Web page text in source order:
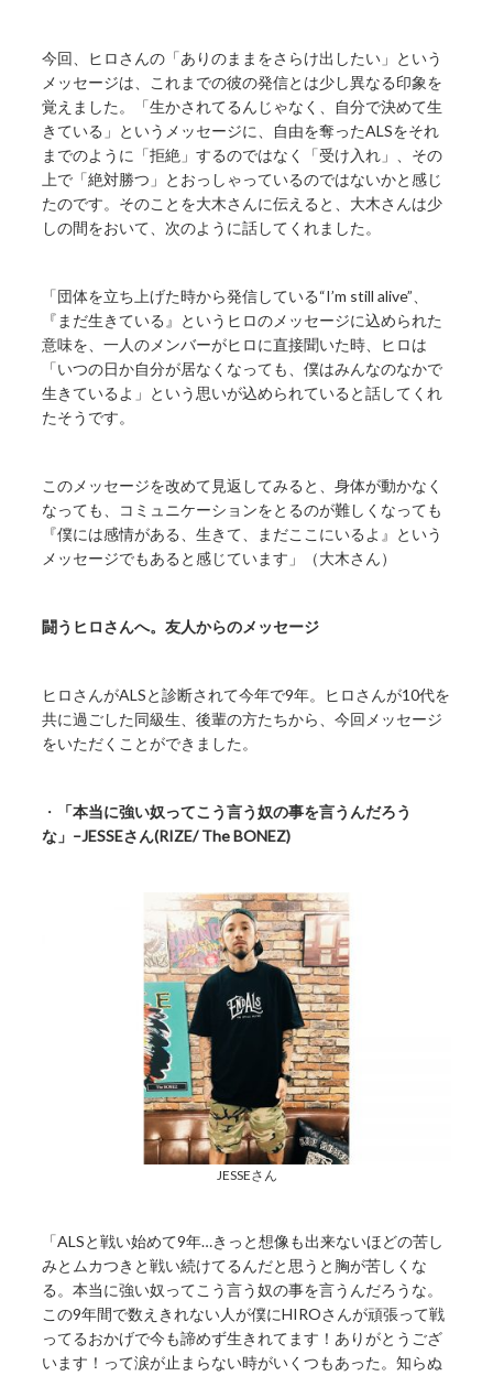
今回、ヒロさんの「ありのままをさらけ出したい」という
メッセージは、これまでの彼の発信とは少し異なる印象を
覚えました。「生かされてるんじゃなく、自分で決めて生
きている」というメッセージに、自由を奪ったALSをそれ
までのように「拒絶」するのではなく「受け入れ」、その
上で「絶対勝つ」とおっしゃっているのではないかと感じ
たのです。そのことを大木さんに伝えると、大木さんは少
しの間をおいて、次のように話してくれました。
「団体を立ち上げた時から発信している“I’m still alive”、
『まだ生きている』というヒロのメッセージに込められた
意味を、一人のメンバーがヒロに直接聞いた時、ヒロは
「いつの日か自分が居なくなっても、僕はみんなのなかで
生きているよ」という思いが込められていると話してくれ
たそうです。
このメッセージを改めて見返してみると、身体が動かなく
なっても、コミュニケーションをとるのが難しくなっても
『僕には感情がある、生きて、まだここにいるよ』という
メッセージでもあると感じています」（大木さん）
闘うヒロさんへ。友人からのメッセージ
ヒロさんがALSと診断されて今年で9年。ヒロさんが10代を
共に過ごした同級生、後輩の方たちから、今回メッセージ
をいただくことができました。
・
「本当に強い奴ってこう言う奴の事を言うんだろう
な」–JESSEさん(RIZE/ The BONEZ)
JESSEさん
「ALSと戦い始めて9年…きっと想像も出来ないほどの苦し
みとムカつきと戦い続けてるんだと思うと胸が苦しくな
る。本当に強い奴ってこう言う奴の事を言うんだろうな。
この9年間で数えきれない人が僕にHIROさんが頑張って戦
ってるおかげで今も諦めず生きれてます！ありがとうござ
います！って涙が止まらない時がいくつもあった。知らぬ